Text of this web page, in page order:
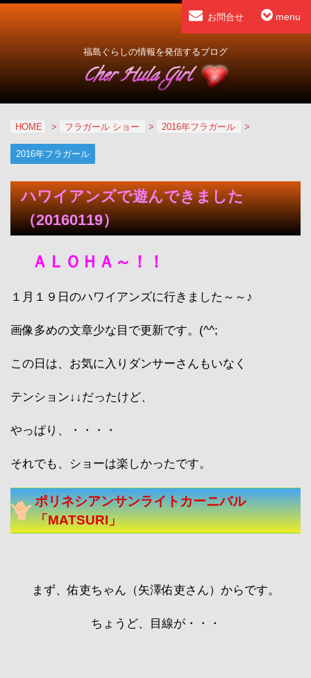
menu
お問合せ
福島ぐらしの情報を発信するブログ
HOME > フラガール ショー > 2016年フラガール >
2016年フラガール
ハワイアンズで遊んできました
（20160119）
ＡＬＯＨＡ～！！
１月１９日のハワイアンズに行きました～～♪
画像多めの文章少な目で更新です。(^^;
この日は、お気に入りダンサーさんもいなく
テンション↓↓だったけど、
やっぱり、・・・・
それでも、ショーは楽しかったです。
ポリネシアンサンライトカーニバル
「MATSURI」
まず、佑吏ちゃん（矢澤佑吏さん）からです。
ちょうど、目線が・・・